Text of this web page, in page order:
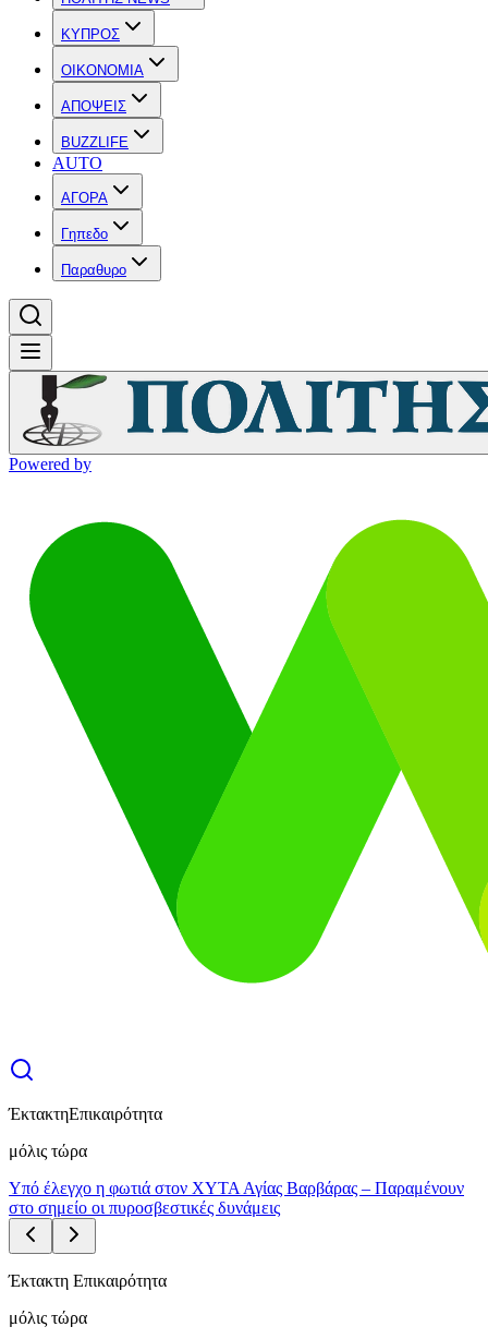
ΚΥΠΡΟΣ
OIKONOMIA
ΑΠΟΨΕΙΣ
BUZZLIFE
AUTO
ΑΓΟΡΑ
Γηπεδο
Παραθυρο
Powered by
ΈκτακτηΕπικαιρότητα
μόλις τώρα
Υπό έλεγχο η φωτιά στον ΧΥΤΑ Αγίας Βαρβάρας – Παραμένουν
στο σημείο οι πυροσβεστικές δυνάμεις
Έκτακτη Επικαιρότητα
μόλις τώρα